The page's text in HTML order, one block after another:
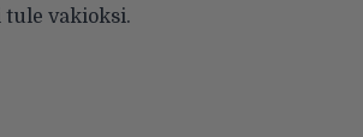
vakioksi.